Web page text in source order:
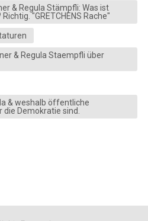
& Regula Stämpfli: Was ist
"GRETCHENS Rache"
& Regula Staempfli über
& weshalb öffentliche
Demokratie sind.